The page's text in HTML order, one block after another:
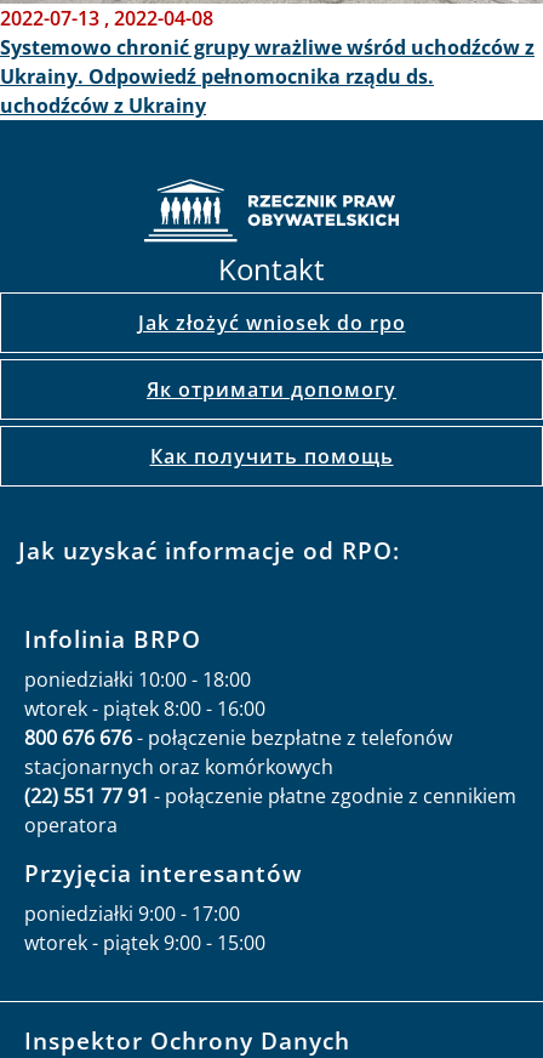
2022-07-13 ,2022-04-08
Systemowo chronić grupy wrażliwe wśród uchodźców z
Ukrainy. Odpowiedź pełnomocnika rządu ds.
uchodźców z Ukrainy
Kontakt
Jak złożyć wniosek do rpo
Як отримати допомогу
Как получить помощь
Jak uzyskać informacje od RPO:
Infolinia BRPO
poniedziałki 10:00 - 18:00
wtorek - piątek 8:00 - 16:00
800 676 676- połączenie bezpłatne z telefonów
stacjonarnych oraz komórkowych
(22) 551 77 91 - połączenie płatne zgodnie z cennikiem
operatora
Przyjęcia interesantów
poniedziałki 9:00 - 17:00
wtorek - piątek 9:00 - 15:00
Inspektor Ochrony Danych